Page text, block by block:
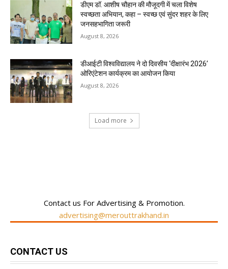
डीएम डॉ. आशीष चौहान की मौजूदगी में चला विशेष
स्वच्छता अभियान, कहा – स्वच्छ एवं सुंदर शहर के लिए
जनसहभागिता जरूरी
August 8, 2026
डीआईटी विश्वविद्यालय ने दो दिवसीय ‘दीक्षारंभ 2026’
ओरिएंटेशन कार्यक्रम का आयोजन किया
August 8, 2026
Load more
Contact us For Advertising & Promotion.
advertising@merouttrakhand.in
CONTACT US